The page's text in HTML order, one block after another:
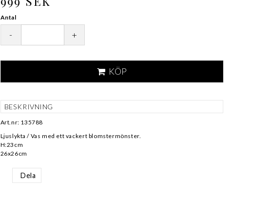
Antal
- +
KÖP
BESKRIVNING
Art.nr: 135788
Ljuslykta / Vas med ett vackert blomstermönster.
H:23cm
26x26cm
Dela